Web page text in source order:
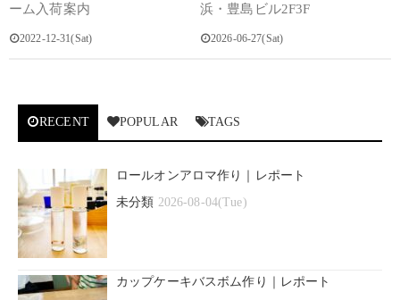
ーム入荷案内
2022-12-31(Sat)
浜・豊島ビル2F3F
2026-06-27(Sat)
RECENT POPULAR TAGS
ロールオンアロマ作り｜レポート
未分類 2026-08-04(Tue)
カップケーキバスボム作り｜レポート